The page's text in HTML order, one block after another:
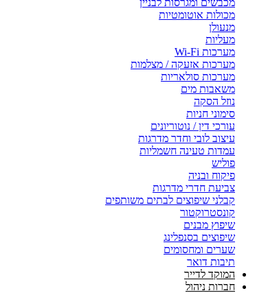
מכבשים ומגרסות לבניין
מכולות אוטומטיות
מנעולן
מעליות
מערכות Wi-Fi
מערכות אזעקה / מצלמות
מערכות סולאריות
משאבות מים
נוזל הסקה
סימוני חניות
עורכי דין / נוטוריונים
עיצוב לובי וחדר מדרגות
עמדות טעינה חשמליות
פוליש
פיקוח ובניה
צביעת חדרי מדרגות
קבלני שיפוצים לבתים משותפים
קונסטרוקטור
שיפוץ מבנים
שיפוצים בסנפלינג
שערים ומחסומים
תיבות דואר
המוקד לדייר
חברות ניהול